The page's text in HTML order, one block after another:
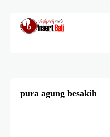
pura agung besakih